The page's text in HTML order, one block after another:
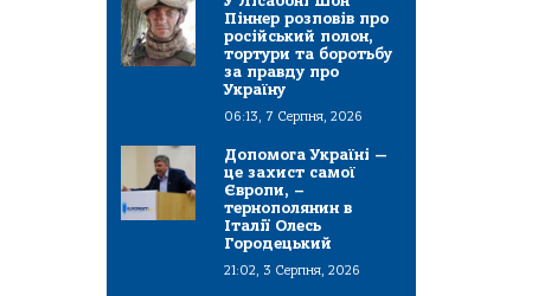
Піннер розповів про
російський полон,
тортури та боротьбу
за правду про
Україну
06:13, 7 Серпня, 2026
Допомога Україні —
це захист самої
Європи, –
тернополянин в
Італії Олесь
Городецький
21:02, 3 Серпня, 2026